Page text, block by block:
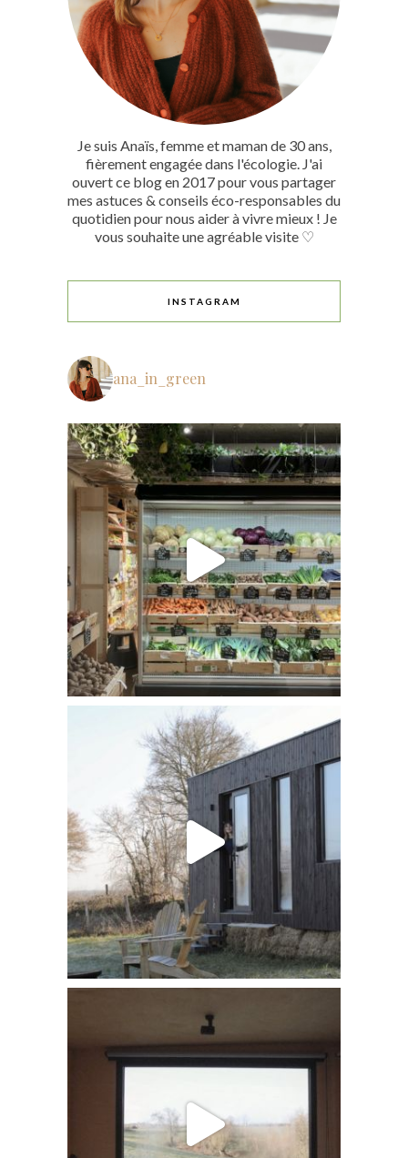
Je suis Anaïs, femme et maman de 30 ans,
fièrement engagée dans l'écologie. J'ai
ouvert ce blog en 2017 pour vous partager
mes astuces & conseils éco-responsables du
quotidien pour nous aider à vivre mieux ! Je
vous souhaite une agréable visite ♡
INSTAGRAM
ana_in_green